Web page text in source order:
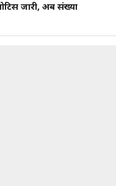
जारी, अब संख्या